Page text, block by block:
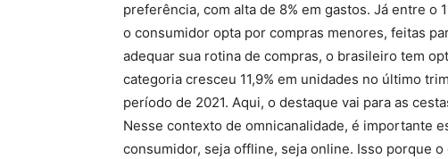
preferência, com alta de 8% em gastos. Já entre o
o consumidor opta por compras menores, feitas
adequar sua rotina de compras, o brasileiro tem
categoria cresceu 11,9% em unidades no último
período de 2021. Aqui, o destaque vai para as
Nesse contexto de omnicanalidade, é importante
consumidor, seja offline, seja online. Isso porque